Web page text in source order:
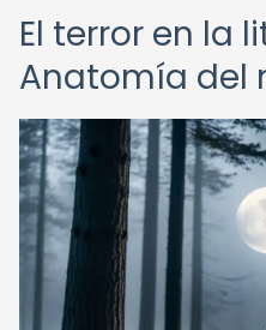
El terror en la
Anatomía del